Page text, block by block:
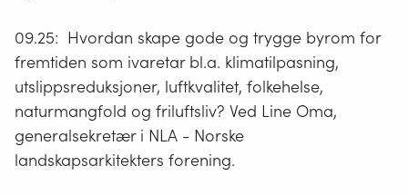
09.25: Hvordan skape gode og trygge byrom for
fremtiden som ivaretar bl.a. klimatilpasning,
utslippsreduksjoner, luftkvalitet, folkehelse,
naturmangfold og friluftsliv? Ved Line Oma,
generalsekretær i NLA - Norske
landskapsarkitekters forening.